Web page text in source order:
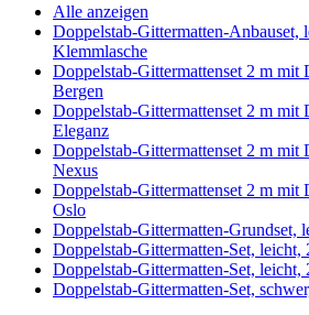
Alle anzeigen
Doppelstab-Gittermatten-Anbauset,
Klemmlasche
Doppelstab-Gittermattenset 2 m mit
Bergen
Doppelstab-Gittermattenset 2 m mit
Eleganz
Doppelstab-Gittermattenset 2 m mit
Nexus
Doppelstab-Gittermattenset 2 m mit
Oslo
Doppelstab-Gittermatten-Grundset,
Doppelstab-Gittermatten-Set, leicht,
Doppelstab-Gittermatten-Set, leicht,
Doppelstab-Gittermatten-Set,